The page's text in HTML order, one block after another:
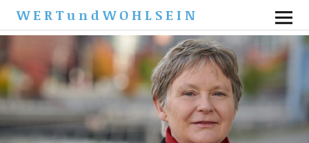
WERTundWOHLSEIN